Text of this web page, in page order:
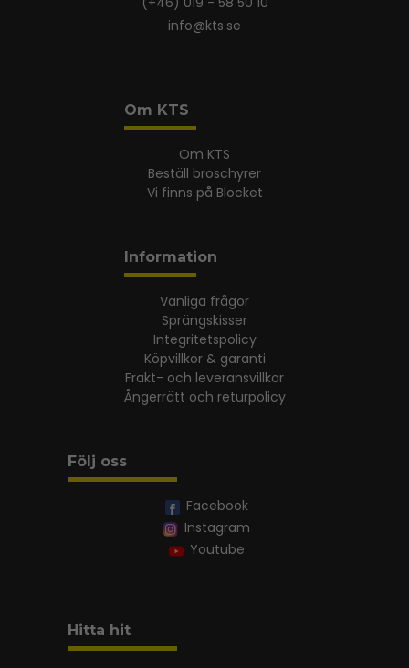
info@kts.se
Om KTS
Om KTS
Beställ broschyrer
Vi finns på Blocket
Information
Vanliga frågor
Sprängskisser
Integritetspolicy
Köpvillkor & garanti
Frakt- och leveransvillkor
Ångerrätt och returpolicy
Följ oss
Facebook
Instagram
Youtube
Hitta hit